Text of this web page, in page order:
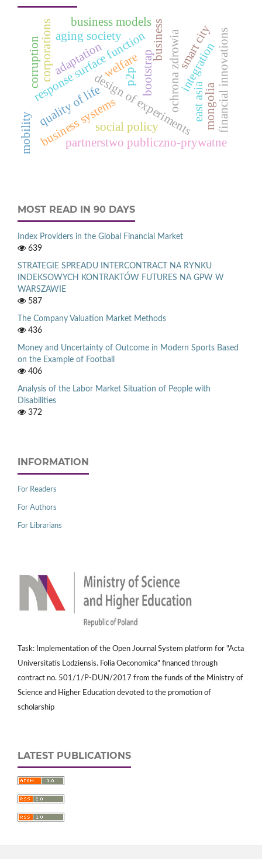
design of experiments
response surface functionbootstrap
partnerstwo publiczno-prywatne
ochrona zdrowiaintegration
business
corporations
business systems
business models
aging society
east asia
social policy
quality of life
welfare
mongolia
adaptation smart city
p2p financial innovations
mobility
corruption
MOST READ IN 90 DAYS
Index Providers in the Global Financial Market
639
STRATEGIE SPREADU INTERCONTRACT NA RYNKU
INDEKSOWYCH KONTRAKTÓW FUTURES NA GPW W
WARSZAWIE
587
The Company Valuation Market Methods
436
Money and Uncertainty of Outcome in Modern Sports Based
on the Example of Football
406
Analysis of the Labor Market Situation of People with
Disabilities
372
INFORMATION
For Readers
For Authors
For Librarians
Task: Implementation of the Open Journal System platform for "Acta
Universitatis Lodziensis. Folia Oeconomica" financed through
contract no. 501/1/P-DUN/2017 from the funds of the Ministry of
Science and Higher Education devoted to the promotion of
scholarship
LATEST PUBLICATIONS